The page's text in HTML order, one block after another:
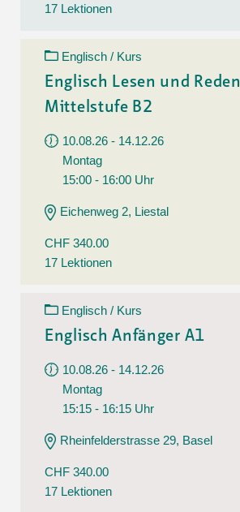
17 Lektionen
Englisch / Kurs
Englisch Lesen und Reden
Mittelstufe B2
10.08.26 - 14.12.26
Montag
15:00 - 16:00 Uhr
Eichenweg 2, Liestal
CHF 340.00
17 Lektionen
Englisch / Kurs
Englisch Anfänger A1
10.08.26 - 14.12.26
Montag
15:15 - 16:15 Uhr
Rheinfelderstrasse 29, Basel
CHF 340.00
17 Lektionen